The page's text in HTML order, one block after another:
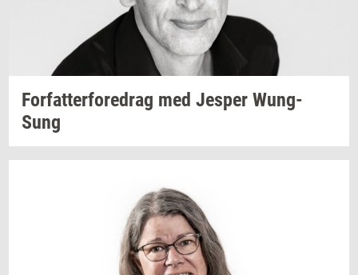
For­fat­ter­fored­rag med Jes­per Wung-​
Sung